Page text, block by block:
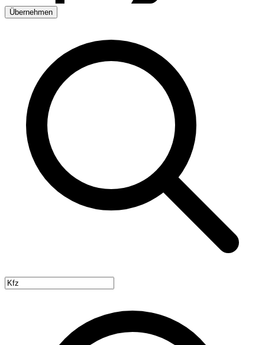
Übernehmen